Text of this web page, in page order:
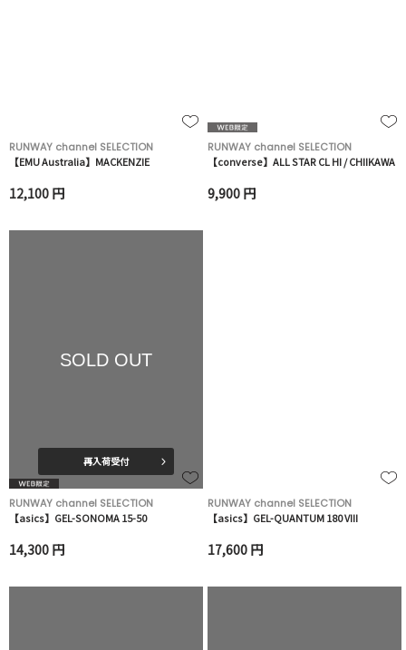
RUNWAY channel SELECTION
【EMU Australia】MACKENZIE
12,100 円
RUNWAY channel SELECTION
【converse】ALL STAR CL HI / CHIIKAWA
9,900 円
SOLD OUT
再入荷受付
RUNWAY channel SELECTION
【asics】GEL-SONOMA 15-50
14,300 円
RUNWAY channel SELECTION
【asics】GEL-QUANTUM 180 VIII
17,600 円